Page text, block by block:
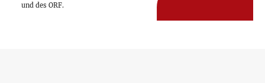
und des ORF.